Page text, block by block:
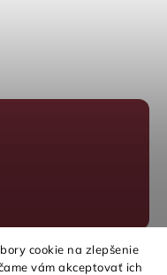
cookie na zlepšenie
vám akceptovať ich